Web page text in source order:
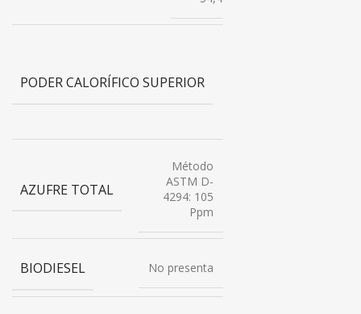
PODER CALORÍFICO SUPERIOR
AZUFRE TOTAL
Método
ASTM D-
4294: 105
Ppm
BIODIESEL No presenta